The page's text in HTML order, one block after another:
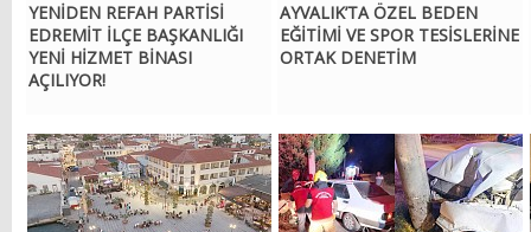
YENİDEN REFAH PARTİSİ
EDREMİT İLÇE BAŞKANLIĞI
YENİ HİZMET BİNASI
AÇILIYOR!
AYVALIK’TA ÖZEL BEDEN
EĞİTİMİ VE SPOR TESİSLERİNE
ORTAK DENETİM